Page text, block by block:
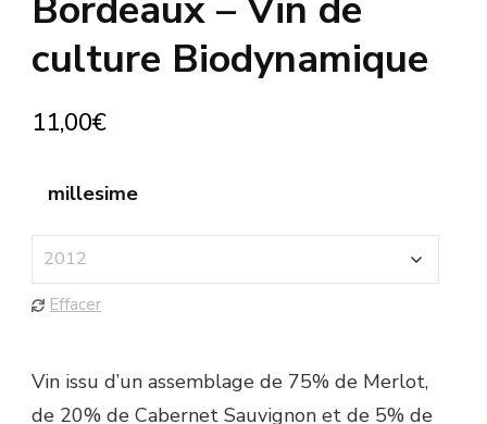
culture Biodynamique
11,00€
millesime
Effacer
Vin issu d’un assemblage de 75% de Merlot,
de 20% de Cabernet Sauvignon et de 5% de